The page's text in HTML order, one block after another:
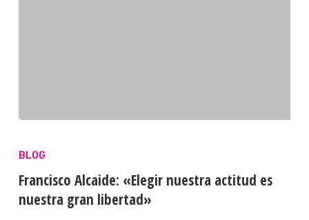
BLOG
Francisco Alcaide: «Elegir nuestra actitud es
nuestra gran libertad»